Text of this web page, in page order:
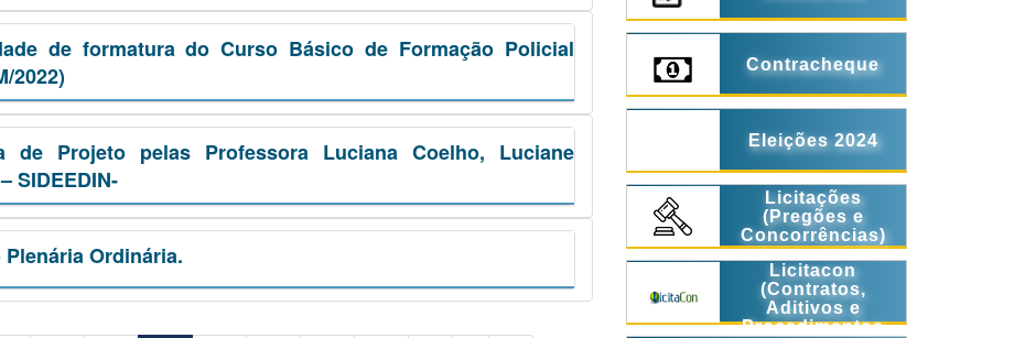
de formatura do Curso Básico de Formação Policial
2022)
de Projeto pelas Professora Luciana Coelho, Luciane
SIDEEDIN-
Plenária Ordinária.
Contracheque
Eleições 2024
Licitações
(Pregões e
Concorrências)
Licitacon
(Contratos,
Aditivos e
Procedimentos